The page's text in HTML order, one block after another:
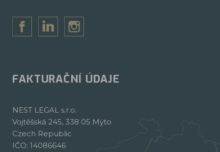
FAKTURAČNÍ ÚDAJE
NEST LEGAL s.r.o.
Vojtěšská 245, 338 05 Mýto
Czech Republic
IČO: 14086646